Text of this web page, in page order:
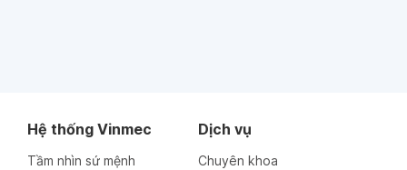
Hệ thống Vinmec
Tầm nhìn sứ mệnh
Dịch vụ
Chuyên khoa